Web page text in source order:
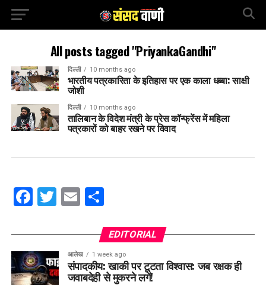
All posts tagged "PriyankaGandhi"
दिल्ली 10 months ago
भारतीय पत्रकारिता के इतिहास पर एक काला धब्बा: साक्षी
जोशी
दिल्ली 10 months ago
तालिबान के विदेश मंत्री के प्रेस कॉन्फ्रेंस में महिला
पत्रकारों को बाहर रखने पर विवाद
Facebook
Twitter
EmailShare
EDITORIAL
आलेख 1 week ago
संपादकीय: खाकी पर टूटता विश्वास: जब रक्षक ही
जवाबदेही से मुकरने लगें!